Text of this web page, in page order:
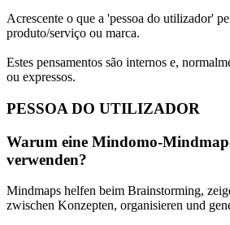
Acrescente o que a 'pessoa do utilizador'
produto/serviço ou marca.
Estes pensamentos são internos e,
ou expressos.
PESSOA DO UTILIZADOR
Warum eine Mindomo-
verwenden?
Mindmaps helfen beim Brainstorming,
zwischen Konzepten, organisieren und